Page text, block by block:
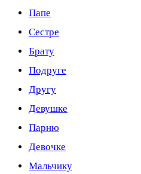
Папе
Сестре
Брату
Подруге
Другу
Девушке
Парню
Девочке
Мальчику